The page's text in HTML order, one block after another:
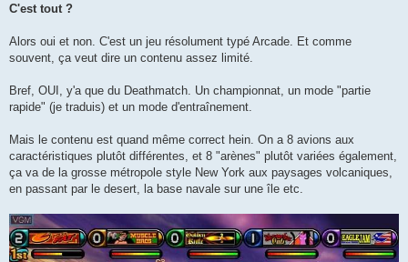
C'est tout ?
Alors oui et non. C'est un jeu résolument typé Arcade. Et comme
souvent, ça veut dire un contenu assez limité.
Bref, OUI, y'a que du Deathmatch. Un championnat, un mode "partie
rapide" (je traduis) et un mode d'entraînement.
Mais le contenu est quand même correct hein. On a 8 avions aux
caractéristiques plutôt différentes, et 8 "arènes" plutôt variées également,
ça va de la grosse métropole style New York aux paysages volcaniques,
en passant par le desert, la base navale sur une île etc.